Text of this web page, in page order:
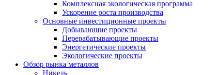
Комплексная экологическая программа
Ускорение роста производства
Основные инвестиционные проекты
Добывающие проекты
Перерабатывающие проекты
Энергетические проекты
Экологические проекты
Обзор рынка металлов
Никель